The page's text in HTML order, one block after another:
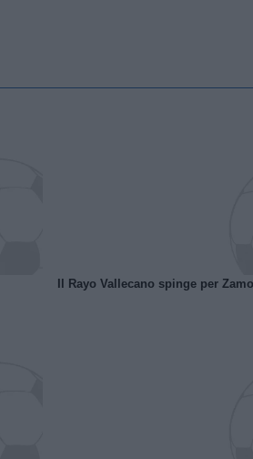
Il Rayo Vallecano spinge per